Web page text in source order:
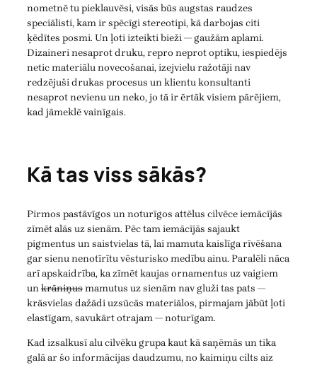
nometnē tu pieklauvēsi, visās būs augstas raudzes
speciālisti, kam ir spēcīgi stereotipi, kā darbojas citi
ķēdītes posmi. Un ļoti izteikti bieži — gaužām aplami.
Dizaineri nesaprot druku, repro neprot optiku, iespiedējs
netic materiālu novecošanai, izejvielu ražotāji nav
redzējuši drukas procesus un klientu konsultanti
nesaprot nevienu un neko, jo tā ir ērtāk visiem pārējiem,
kad jāmeklē vainīgais.
Kā tas viss sākās?
Pirmos pastāvīgos un noturīgos attēlus cilvēce iemācījās
zīmēt alās uz sienām. Pēc tam iemācījās sajaukt
pigmentus un saistvielas tā, lai mamuta kaislīga rīvēšana
gar sienu nenotīrītu vēsturisko medību ainu. Paralēli nāca
arī apskaidrība, ka zīmēt kaujas ornamentus uz vaigiem
unkrāniņusmamutus uz sienām nav gluži tas pats —
krāsvielas dažādi uzsūcās materiālos, pirmajam jābūt ļoti
elastīgam, savukārt otrajam — noturīgam.
Kad izsalkusī alu cilvēku grupa kaut kā saņēmās un tika
galā ar šo informācijas daudzumu, no kaimiņu cilts aiz